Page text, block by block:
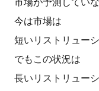
今は市場は
短いリストリュー
でもこの状況は
長いリストリュー